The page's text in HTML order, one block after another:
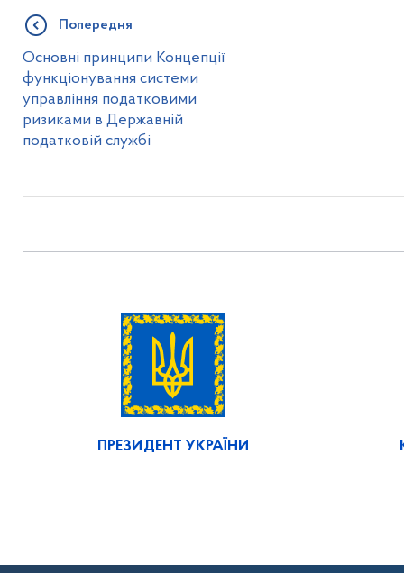
Попередня
Основні принципи Концепції
функціонування системи
управління податковими
ризиками в Державній
податковій службі
ПРЕЗИДЕНТ УКРАЇНИ